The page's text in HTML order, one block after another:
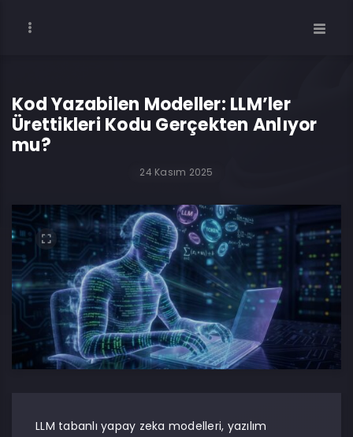
Kod Yazabilen Modeller: LLM’ler
Ürettikleri Kodu Gerçekten Anlıyor
mu?
24 Kasım 2025
LLM tabanlı yapay zeka modelleri, yazılım